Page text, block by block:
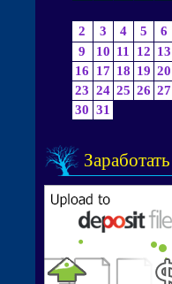
2
3 4 5 6
9
10 11 12 13
16
17 18 19 20
23 24 25 26 27
30 31
Заработать